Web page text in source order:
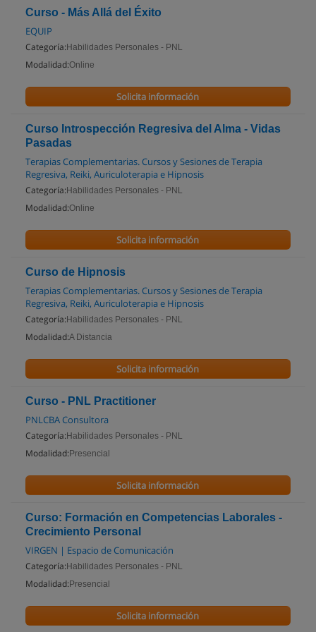
Curso - Más Allá del Éxito
EQUIP
Categoría: Habilidades Personales - PNL
Modalidad:Online
Solicita información
Curso Introspección Regresiva del Alma - Vidas
Pasadas
Terapias Complementarias. Cursos y Sesiones de Terapia
Regresiva, Reiki, Auriculoterapia e Hipnosis
Categoría: Habilidades Personales - PNL
Modalidad:Online
Solicita información
Curso de Hipnosis
Terapias Complementarias. Cursos y Sesiones de Terapia
Regresiva, Reiki, Auriculoterapia e Hipnosis
Categoría: Habilidades Personales - PNL
Modalidad:A Distancia
Solicita información
Curso - PNL Practitioner
PNLCBA Consultora
Categoría: Habilidades Personales - PNL
Modalidad: Presencial
Solicita información
Curso: Formación en Competencias Laborales -
Crecimiento Personal
VIRGEN | Espacio de Comunicación
Categoría: Habilidades Personales - PNL
Modalidad: Presencial
Solicita información